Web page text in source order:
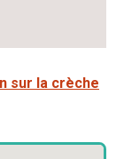
sur la crèche